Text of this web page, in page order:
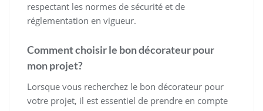
respectant les normes de sécurité et de
réglementation en vigueur.
Comment choisir le bon décorateur pour
mon projet?
Lorsque vous recherchez le bon décorateur pour
votre projet, il est essentiel de prendre en compte